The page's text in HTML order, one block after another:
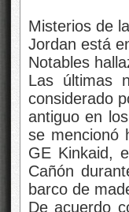
Misterios de
Jordan está
Notables
Las últimas
considerado
antiguo en
se mencionó
GE Kinkaid,
Cañón
barco de
De acuerdo